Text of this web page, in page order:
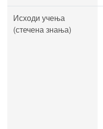
Исходи учења
(стечена знања)